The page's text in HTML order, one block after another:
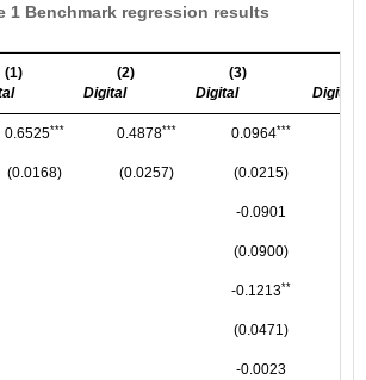
1 Benchmark regression results
(1)
(2)
Digital
(3)
Digital
Digital
0.6525*** 0.4878*** 0.0964***
(0.0168) (0.0257) (0.0215)
-0.0901
(0.0900)
-0.1213**
(0.0471)
-0.0023